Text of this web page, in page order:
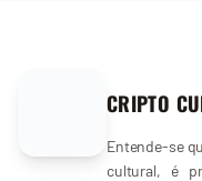
CRIPTO
Entende-se
cultural, é